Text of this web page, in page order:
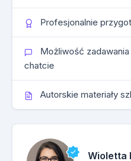
Profesjonalnie
Możliwość
chatcie
Autorskie materiały
Wioletta